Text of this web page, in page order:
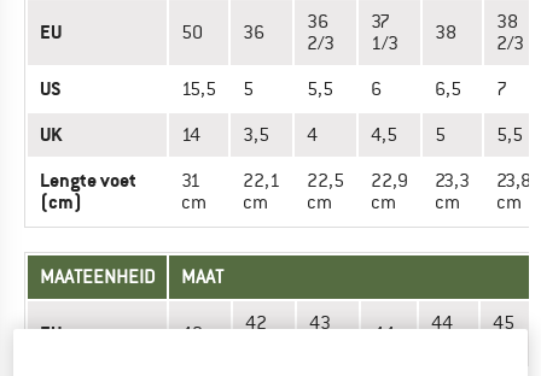
EU 50 36
36
2/3
37
1/3
38
38
2/3
US 15,5 5 5,5 6 6,5 7
UK 14 3,5 4 4,5 5 5,5
Lengte voet
(cm)
31
cm
22,1
cm
22,5
cm
22,9
cm
23,3
cm
23,8
cm
MAATEENHEID MAAT
EU 42
42
43
44
44
45